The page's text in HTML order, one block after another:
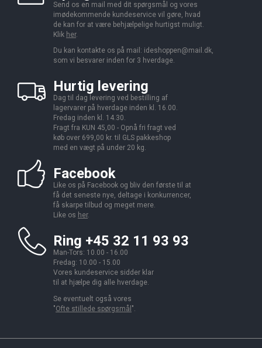
Send os en mail med dit spørgsmål og vores
imødekommende kundeservice vil gøre, hvad
de kan for at være behjælpelige hurtigst muligt.
Klik her.
Du kan kontakte os på mail: ideshoppen@mail.dk,
som vi besvarer inden for 3 hverdage.
Hurtig levering
Dag til dag levering ved bestilling af
lagervarer på hverdage inden kl. 16.00.
Fredag inden kl. 14.30.
Fragt fra KUN 45,00 - Opnå fri fragt ved
køb over 699,00 kr. til GLS pakkeshop
med en vægt på under 20 kg.
Facebook
Like os på Facebook og bliv den første til at
få det seneste nye, deltage i konkurrencer,
få skarpe tilbud og meget mere.
Like os her.
Ring +45 32 11 93 93
Man-Tors: 10.00 - 16.00
Fredag: 10.00 - 15.00
Vores kundeservice sidder klar
til at hjælpe dig alle hverdage.
Se eventuelt også vores
"Ofte stillede spørgsmål ".